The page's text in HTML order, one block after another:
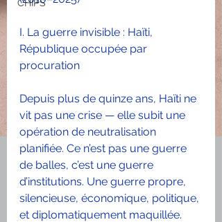
CHIPS
I. La guerre invisible : Haïti,
République occupée par
procuration
Depuis plus de quinze ans, Haïti ne
vit pas une crise — elle subit une
opération de neutralisation
planifiée. Ce n’est pas une guerre
de balles, c’est une guerre
d’institutions. Une guerre propre,
silencieuse, économique, politique,
et diplomatiquement maquillée.